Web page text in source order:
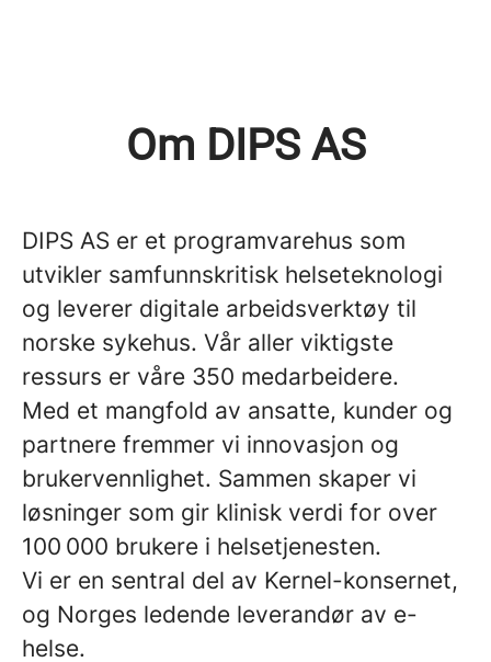
Om DIPS AS
DIPS AS er et programvarehus som
utvikler samfunnskritisk helseteknologi
og leverer digitale arbeidsverktøy til
norske sykehus. Vår aller viktigste
ressurs er våre 350 medarbeidere.
Med et mangfold av ansatte, kunder og
partnere fremmer vi innovasjon og
brukervennlighet. Sammen skaper vi
løsninger som gir klinisk verdi for over
100 000 brukere i helsetjenesten.
Vi er en sentral del av Kernel-konsernet,
og Norges ledende leverandør av e-
helse.